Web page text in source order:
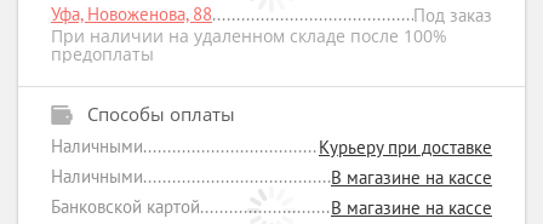
Уфа, Новоженова, 88
Под заказ
При наличии на удаленном складе после 100%
предоплаты
Способы оплаты
Наличными
Курьеру при доставке
Наличными
В магазине на кассе
Банковской картой
В магазине на кассе